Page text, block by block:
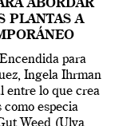
ABORDAR
PLANTAS A
para
Ingela Ihrman
entre lo que crea
especia